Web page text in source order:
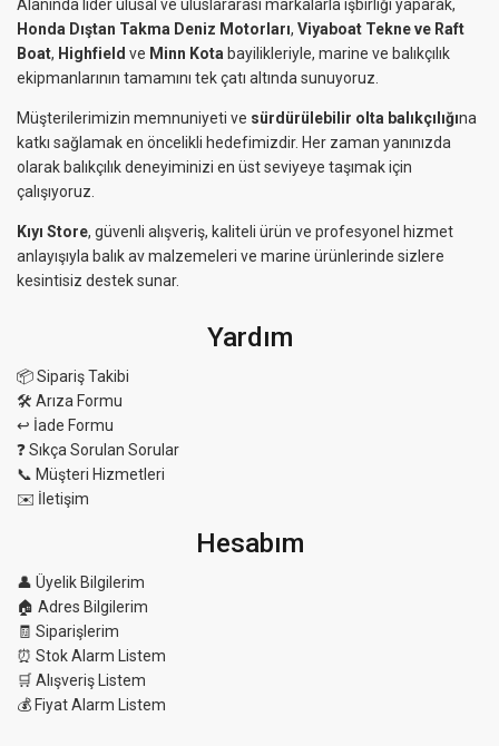
Alanında lider ulusal ve uluslararası markalarla işbirliği yaparak,
Honda Dıştan Takma Deniz Motorları, Viyaboat Tekne ve Raft
Boat, Highfield ve Minn Kota bayilikleriyle, marine ve balıkçılık
ekipmanlarının tamamını tek çatı altında sunuyoruz.
Müşterilerimizin memnuniyeti ve sürdürülebilir olta balıkçılığına
katkı sağlamak en öncelikli hedefimizdir. Her zaman yanınızda
olarak balıkçılık deneyiminizi en üst seviyeye taşımak için
çalışıyoruz.
Kıyı Store, güvenli alışveriş, kaliteli ürün ve profesyonel hizmet
anlayışıyla balık av malzemeleri ve marine ürünlerinde sizlere
kesintisiz destek sunar.
Yardım
📦 Sipariş Takibi
🛠 Arıza Formu
↩️ İade Formu
❓ Sıkça Sorulan Sorular
📞 Müşteri Hizmetleri
✉️ İletişim
Hesabım
👤 Üyelik Bilgilerim
🏠 Adres Bilgilerim
🧾 Siparişlerim
⏰ Stok Alarm Listem
🛒 Alışveriş Listem
💰 Fiyat Alarm Listem